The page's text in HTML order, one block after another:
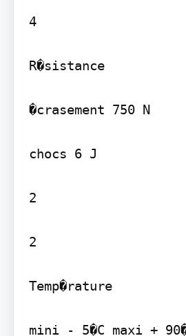
4
R�sistance
�crasement 750 N
chocs 6 J
2
2
Temp�rature